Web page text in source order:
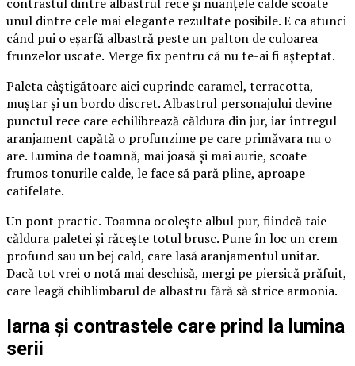
unul dintre cele mai elegante rezultate posibile. E ca atunci
când pui o eșarfă albastră peste un palton de culoarea
frunzelor uscate. Merge fix pentru că nu te-ai fi așteptat.
Paleta câștigătoare aici cuprinde caramel, terracotta,
muștar și un bordo discret. Albastrul personajului devine
punctul rece care echilibrează căldura din jur, iar întregul
aranjament capătă o profunzime pe care primăvara nu o
are. Lumina de toamnă, mai joasă și mai aurie, scoate
frumos tonurile calde, le face să pară pline, aproape
catifelate.
Un pont practic. Toamna ocolește albul pur, fiindcă taie
căldura paletei și răcește totul brusc. Pune în loc un crem
profund sau un bej cald, care lasă aranjamentul unitar.
Dacă tot vrei o notă mai deschisă, mergi pe piersică prăfuit,
care leagă chihlimbarul de albastru fără să strice armonia.
Iarna și contrastele care prind la lumina
serii